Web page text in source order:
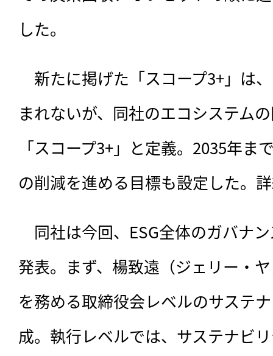
した。
新たに掲げた「スコープ3+」は
まれないが、同社のエコシステム
「スコープ3+」と定義。2035年ま
の削減を進める目標も設定した。
同社は今回、ESG全体のガバナ
発表。まず、楊致遠（ジェリー・
を務める取締役会レベルのサステ
成。執行レベルでは、サステナビ